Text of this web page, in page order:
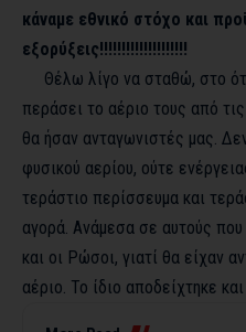
κάναμε εθνικό στόχο και
εξορύξεις!!!!!!!!!!!!!!!!!!!!
Θέλω λίγο να σταθώ, στο
περάσει το αέριο τους από
θα ήσαν ανταγωνιστές μας.
φυσικού αερίου, ούτε
τεράστιο περίσσευμα και
αγορά. Ανάμεσα σε αυτούς
και οι Ρώσοι, γιατί θα είχαν
αέριο. Το ίδιο αποδείχτηκε